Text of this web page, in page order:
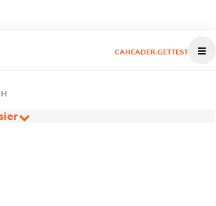
CAHEADER.GETTEST